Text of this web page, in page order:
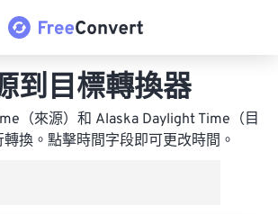
到目標轉換器
（來源）和 Alaska Daylight Time（目
換。點擊時間字段即可更改時間。